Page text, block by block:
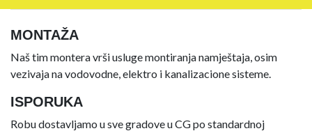
MONTAŽA
Naš tim montera vrši usluge montiranja namještaja, osim
vezivaja na vodovodne, elektro i kanalizacione sisteme.
ISPORUKA
Robu dostavljamo u sve gradove u CG po standardnoj